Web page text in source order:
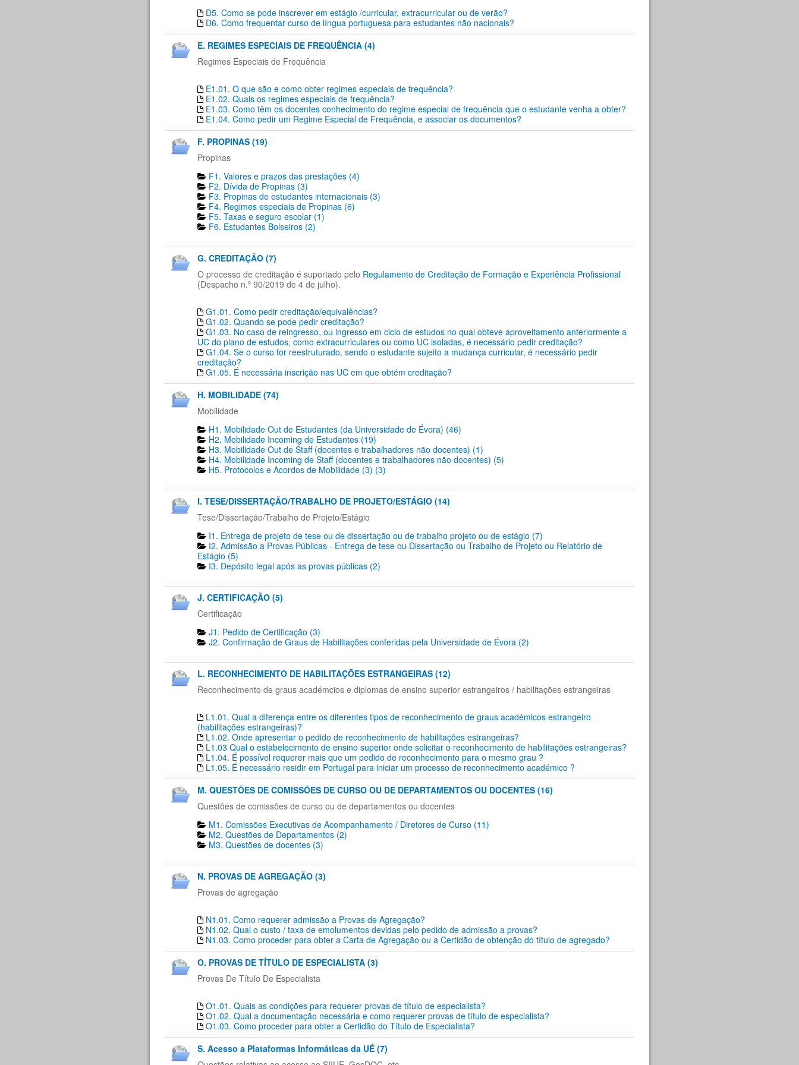
D5. Como se pode inscrever em estágio /curricular, extracurricular ou de verão?
D6. Como frequentar curso de língua portuguesa para estudantes não nacionais?
E. REGIMES ESPECIAIS DE FREQUÊNCIA (4)
Regimes Especiais de Frequência
E1.01. O que são e como obter regimes especiais de frequência?
E1.02. Quais os regimes especiais de frequência?
E1.03. Como têm os docentes conhecimento do regime especial de frequência que o estudante venha a obter?
E1.04. Como pedir um Regime Especial de Frequência, e associar os documentos?
F. PROPINAS (19)
Propinas
F1. Valores e prazos das prestações (4)
F2. Dívida de Propinas (3)
F3. Propinas de estudantes internacionais (3)
F4. Regimes especiais de Propinas (6)
F5. Taxas e seguro escolar (1)
F6. Estudantes Bolseiros (2)
G. CREDITAÇÃO (7)
O processo de creditação é suportado pelo Regulamento de Creditação de Formação e Experiência Profissional
(Despacho n.º 90/2019 de 4 de julho).
G1.01. Como pedir creditação/equivalências?
G1.02. Quando se pode pedir creditação?
G1.03. No caso de reingresso, ou ingresso em ciclo de estudos no qual obteve aproveitamento anteriormente a
UC do plano de estudos, como extracurriculares ou como UC isoladas, é necessário pedir creditação?
G1.04. Se o curso for reestruturado, sendo o estudante sujeito a mudança curricular, é necessário pedir
creditação?
G1.05. É necessária inscrição nas UC em que obtém creditação?
H. MOBILIDADE (74)
Mobilidade
H1. Mobilidade Out de Estudantes (da Universidade de Évora) (46)
H2. Mobilidade Incoming de Estudantes (19)
H3. Mobilidade Out de Staff (docentes e trabalhadores não docentes) (1)
H4. Mobilidade Incoming de Staff (docentes e trabalhadores não docentes) (5)
H5. Protocolos e Acordos de Mobilidade (3) (3)
I. TESE/DISSERTAÇÃO/TRABALHO DE PROJETO/ESTÁGIO (14)
Tese/Dissertação/Trabalho de Projeto/Estágio
I1. Entrega de projeto de tese ou de dissertação ou de trabalho projeto ou de estágio (7)
I2. Admissão a Provas Públicas - Entrega de tese ou Dissertação ou Trabalho de Projeto ou Relatório de
Estágio (5)
I3. Depósito legal após as provas públicas (2)
J. CERTIFICAÇÃO (5)
Certificação
J1. Pedido de Certificação​ (3)
J2. Confirmação de Graus de Habilitações conferidas pela Universidade de Évora (2)
L. RECONHECIMENTO DE HABILITAÇÕES ESTRANGEIRAS (12)
Reconhecimento de graus académcios e diplomas de ensino superior estrangeiros / habilitações estrangeiras
L1.01. Qual a diferença entre os diferentes tipos de reconhecimento de graus académicos estrangeiro
(habilitações estrangeiras)?
L1.02. Onde apresentar o pedido de reconhecimento de habilitações estrangeiras?
L1.03 Qual o estabelecimento de ensino superior onde solicitar o reconhecimento de habilitações estrangeiras?
L1.04. É possível requerer mais que um pedido de reconhecimento para o mesmo grau ?
L1.05. É necessário residir em Portugal para iniciar um processo de reconhecimento académico ?
M. QUESTÕES DE COMISSÕES DE CURSO OU DE DEPARTAMENTOS OU DOCENTES (16)
Questões de comissões de curso ou de departamentos ou docentes
M1. Comissões Executivas de Acompanhamento / Diretores de Curso (11)
M2. Questões de Departamentos​ (2)
M3. Questões de docentes​ (3)
N. PROVAS DE AGREGAÇÃO (3)
Provas de agregação
N1.01. Como requerer admissão a Provas de Agregação?
N1.02. Qual o custo / taxa de emolumentos devidas pelo pedido de admissão a provas?
N1.03. Como proceder para obter a Carta de Agregação ou a Certidão de obtenção do título de agregado?
O. PROVAS DE TÍTULO DE ESPECIALISTA (3)
Provas De Título De Especialista
O1.01. Quais as condições para requerer provas de título de especialista?
O1.02. Qual a documentação necessária e como requerer provas de título de especialista?
O1.03. Como proceder para obter a Certidão do Título de Especialista?
S. Acesso a Plataformas Informáticas da UÉ (7)